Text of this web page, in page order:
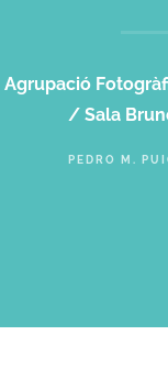
Agrupació
/ Sala
PEDRO M.